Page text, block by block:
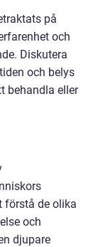
på
och
Diskutera
och belys
behandla eller
förstå de olika
och
djupare